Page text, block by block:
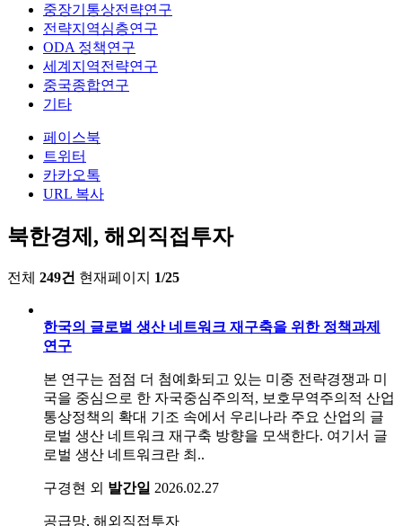
중장기통상전략연구
전략지역심층연구
ODA 정책연구
세계지역전략연구
중국종합연구
기타
페이스북
트위터
카카오톡
URL 복사
북한경제, 해외직접투자
전체 249건 현재페이지 1/25
한국의 글로벌 생산 네트워크 재구축을 위한 정책과제
연구
본 연구는 점점 더 첨예화되고 있는 미중 전략경쟁과 미
국을 중심으로 한 자국중심주의적, 보호무역주의적 산업
통상정책의 확대 기조 속에서 우리나라 주요 산업의 글
로벌 생산 네트워크 재구축 방향을 모색한다. 여기서 글
로벌 생산 네트워크란 최..
구경현 외 발간일 2026.02.27
공급망, 해외직접투자